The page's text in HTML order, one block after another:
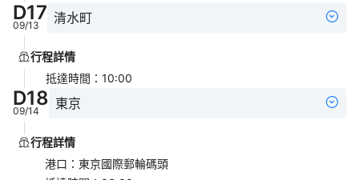
D17
09/13 清水町
行程詳情
抵達時間 ： 10:00
D18
09/14 東京
行程詳情
港口 ： 東京國際郵輪碼頭